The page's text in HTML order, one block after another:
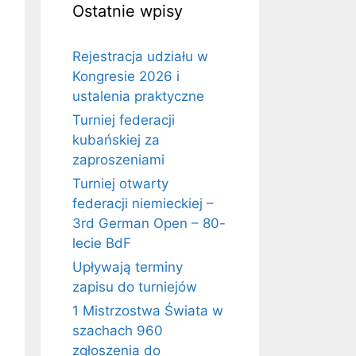
Ostatnie wpisy
Rejestracja udziału w
Kongresie 2026 i
ustalenia praktyczne
Turniej federacji
kubańskiej za
zaproszeniami
Turniej otwarty
federacji niemieckiej –
3rd German Open – 80-
lecie BdF
Upływają terminy
zapisu do turniejów
1 Mistrzostwa Świata w
szachach 960
zgłoszenia do